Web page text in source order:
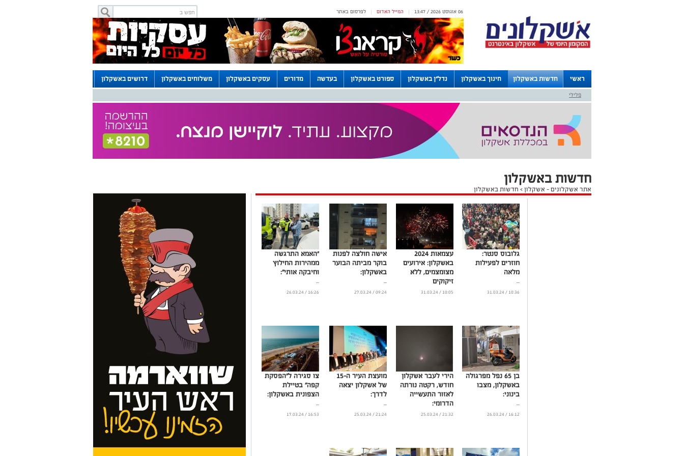
לפרסום באתר | המייל האדום | 06 אוגוסט 2026 / 13:47
ראשי חדשות באשקלון חינוך באשקלון נדל"ן באשקלון ספורט באשקלון בעדשה מדורים עסקים באשקלון משלוחים באשקלון דרושים באשקלון
לוחות
פלילי
חדשות באשקלון
אתר אשקלונים - אשקלון> חדשות באשקלון
גלובוס סנטר:
חוזרים לפעילות
מלאה
...
10:36 / 31.03.24
עצמאות 2024
באשקלון: אירועים
מצומצמים, ללא
זיקוקים
...
10:05 / 31.03.24
אישה חולצה לפנות
בוקר מביתה הבוער
באשקלון:
...
09:24 / 27.03.24
"האמא התרגשה
ממהירות החילוץ
וחיבקה אותי":
...
16:26 / 26.03.24
בן 65 נפל מפרגולה
באשקלון, מצבו
בינוני:
...
16:12 / 26.03.24
הירי לעבר אשקלון
חודש, רקטה נורתה
לאזור התעשייה
הדרומי:
...
21:32 / 25.03.24
מועצת העיר ה-15
של אשקלון יצאה
לדרך:
...
21:24 / 25.03.24
צו סגירה ל"הפסקת
קפה" בטיילת
הצפונית באשקלון:
...
16:53 / 17.03.24